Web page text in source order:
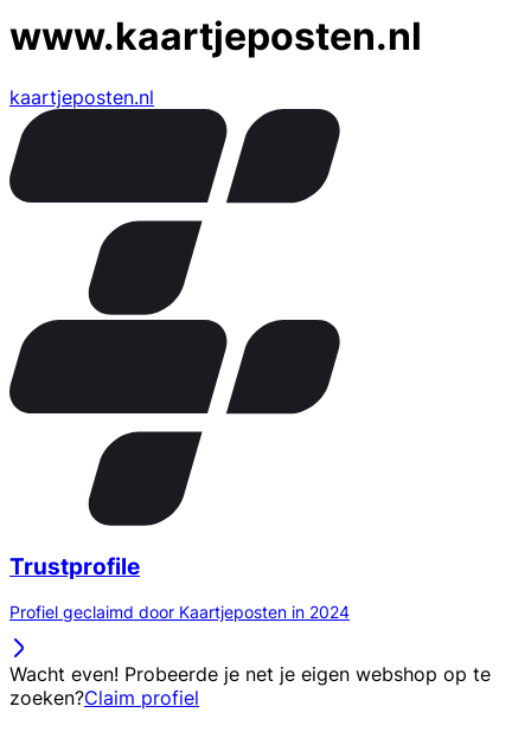
www.kaartjeposten.nl
kaartjeposten.nl
Trustprofile
Profiel geclaimd door Kaartjeposten in 2024
Wacht even! Probeerde je net je eigen webshop op te
zoeken?Claim profiel